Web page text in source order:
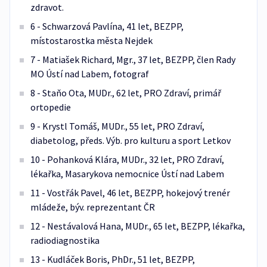
zdravot.
6 - Schwarzová Pavlína, 41 let, BEZPP,
místostarostka města Nejdek
7 - Matiašek Richard, Mgr., 37 let, BEZPP, člen Rady
MO Ústí nad Labem, fotograf
8 - Staňo Ota, MUDr., 62 let, PRO Zdraví, primář
ortopedie
9 - Krystl Tomáš, MUDr., 55 let, PRO Zdraví,
diabetolog, předs. Výb. pro kulturu a sport Letkov
10 - Pohanková Klára, MUDr., 32 let, PRO Zdraví,
lékařka, Masarykova nemocnice Ústí nad Labem
11 - Vostřák Pavel, 46 let, BEZPP, hokejový trenér
mládeže, býv. reprezentant ČR
12 - Nestávalová Hana, MUDr., 65 let, BEZPP, lékařka,
radiodiagnostika
13 - Kudláček Boris, PhDr., 51 let, BEZPP,